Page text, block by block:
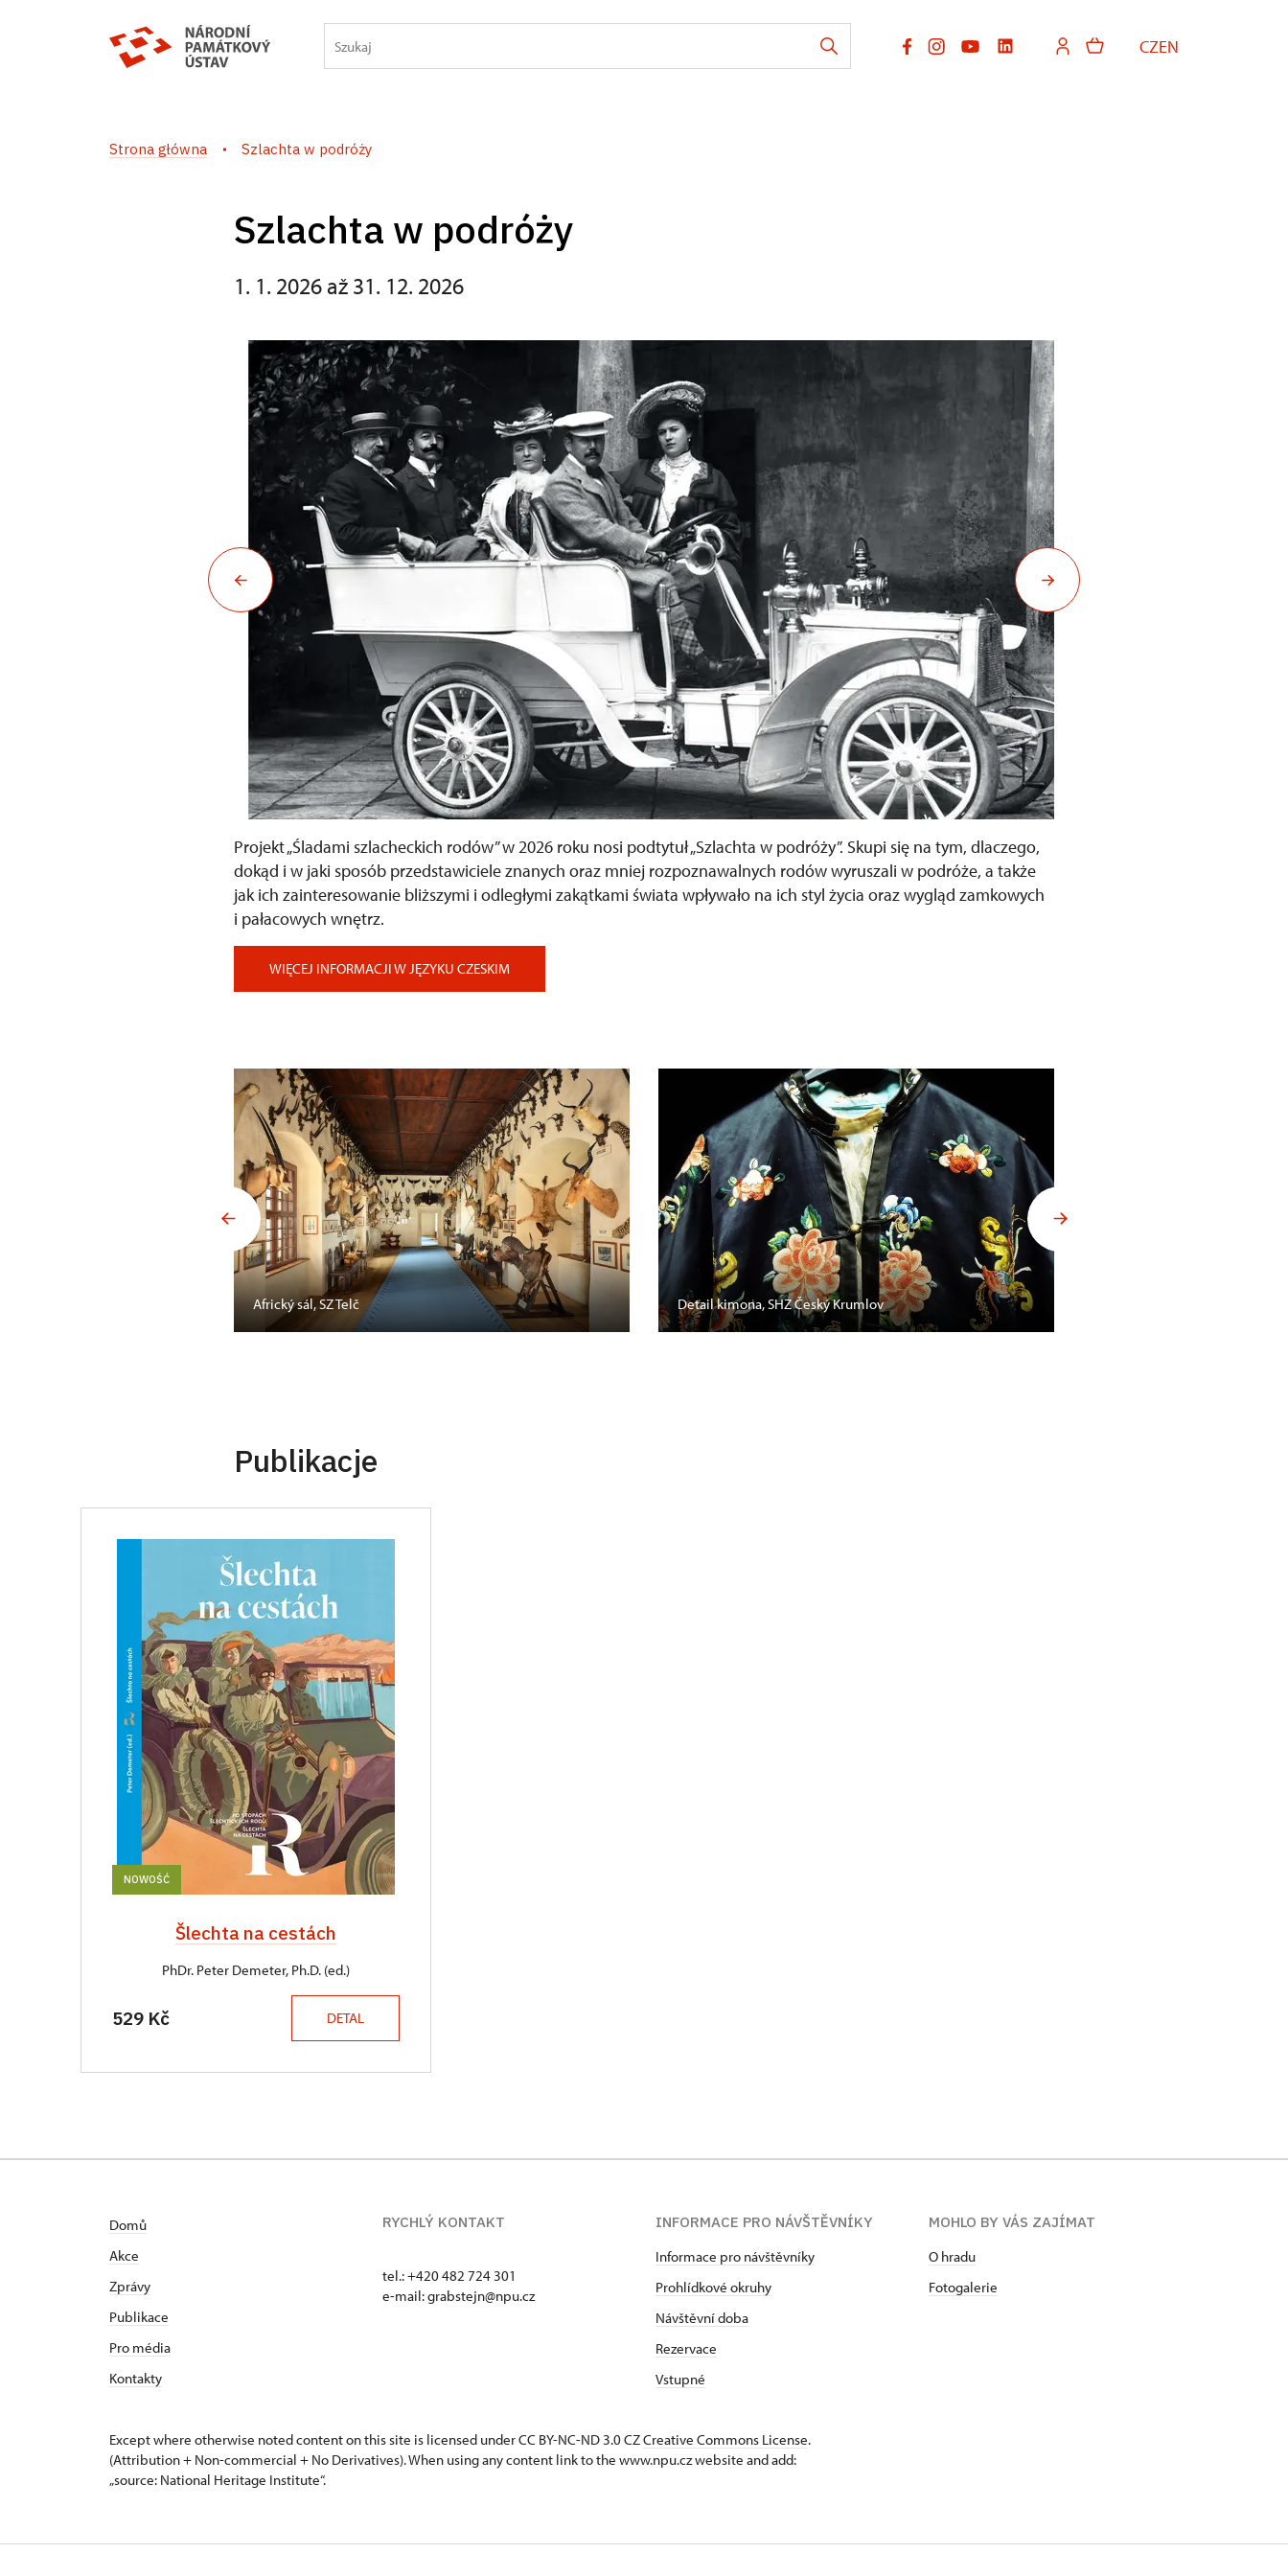
CZEN
Strona główna Szlachta w podróży
Szlachta w podróży
1. 1. 2026 až 31. 12. 2026
Projekt „Śladami szlacheckich rodów” w 2026 roku nosi podtytuł „Szlachta w podróży”. Skupi się na tym, dlaczego,
dokąd i w jaki sposób przedstawiciele znanych oraz mniej rozpoznawalnych rodów wyruszali w podróże, a także
jak ich zainteresowanie bliższymi i odległymi zakątkami świata wpływało na ich styl życia oraz wygląd zamkowych
i pałacowych wnętrz.
WIĘCEJ INFORMACJI W JĘZYKU CZESKIM
Africký sál, SZ Telč Detail kimona, SHZ Český Krumlov
Publikacje
NOWOŚĆ
Šlechta na cestách
PhDr. Peter Demeter, Ph.D. (ed.)
529 Kč DETAL
Domů
Akce
Zprávy
Publikace
Pro média
Kontakty
RYCHLÝ KONTAKT
tel.: +420 482 724 301
e-mail: grabstejn@npu.cz
INFORMACE PRO NÁVŠTĚVNÍKY
Informace pro návštěvníky
Prohlídkové okruhy
Návštěvní doba
Rezervace
Vstupné
MOHLO BY VÁS ZAJÍMAT
O hradu
Fotogalerie
Except where otherwise noted content on this site is licensed under CC BY-NC-ND 3.0 CZCreative Commons License.
(Attribution + Non-commercial + No Derivatives). When using any content link to the www.npu.cz website and add:
„source: National Heritage Institute“.